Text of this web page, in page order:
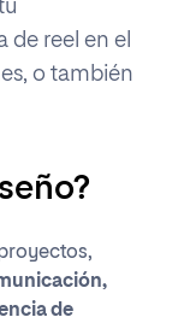
de reel en el
o también
de